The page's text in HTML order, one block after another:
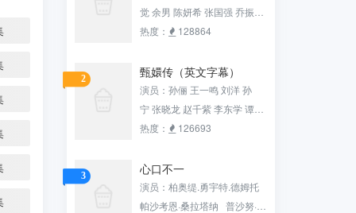
觉 余男 陈妍希 张国强 乔振
宇 田小洁 沙宝亮 张铎 白冰 赵
潼 刘潮 钟汉良
热度： 128864
2 甄嬛传（英文字幕）
演员：孙俪 王一鸣 刘洋 孙
宁 张晓龙 赵千紫 李东学 谭松
韵 陈建斌 李璐兵 蔡少芬 唐艺
波 沈保平 杨淇 陶昕然 孙茜 蓝
盈莹 张志伟 马丹阳 蒋欣 王丽
涵 徐璐 张雅萌 邬立朋 罗康 李
热度： 126693
3 心口不一
演员：柏奥缇.勇宇特.德姆托
帕沙考恩·桑拉塔纳 普沙努·翁